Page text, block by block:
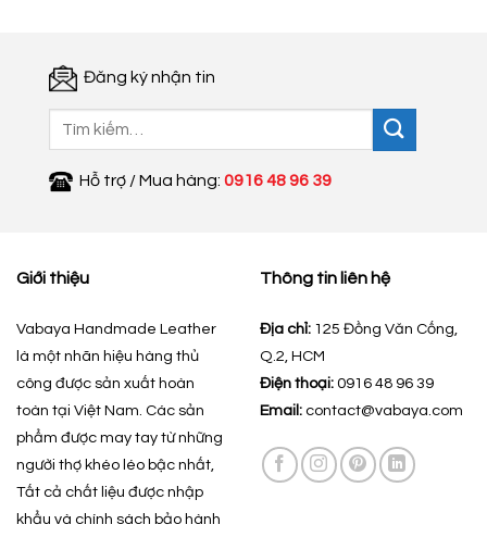
Đăng ký nhận tin
Hỗ trợ / Mua hàng: 0916 48 96 39
Giới thiệu
Vabaya Handmade Leather
là một nhãn hiệu hàng thủ
công được sản xuất hoàn
toàn tại Việt Nam. Các sản
phẩm được may tay từ những
người thợ khéo léo bậc nhất,
Tất cả chất liệu được nhập
khẩu và chính sách bảo hành
Thông tin liên hệ
Địa chỉ: 125 Đồng Văn Cống,
Q.2, HCM
Điện thoại: 0916 48 96 39
Email: contact@vabaya.com